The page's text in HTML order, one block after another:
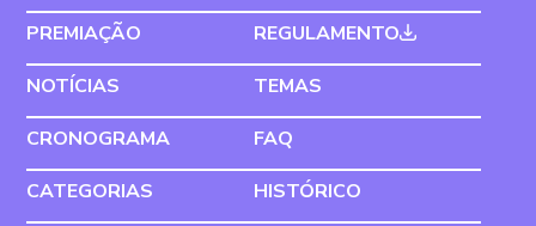
PREMIAÇÃO
REGULAMENTO
NOTÍCIAS
TEMAS
CRONOGRAMA
FAQ
CATEGORIAS
HISTÓRICO